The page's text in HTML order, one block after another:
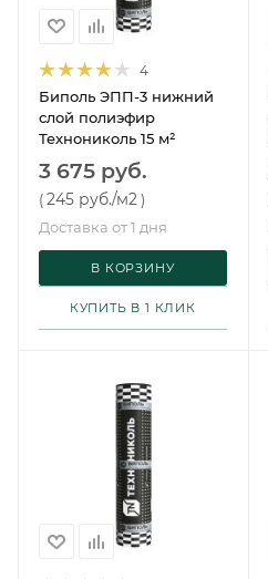
4
Биполь ЭПП-3 нижний
слой полиэфир
Технониколь 15 м²
3 675 руб.
(245 руб./м2 )
Доставка от 1 дня
В КОРЗИНУ
КУПИТЬ В 1 КЛИК